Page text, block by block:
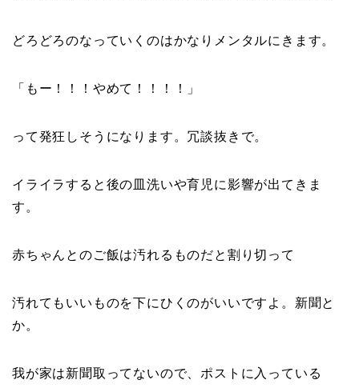
どろどろのなっていくのはかなりメンタルにきます。
「もー！！！やめて！！！！」
って発狂しそうになります。冗談抜きで。
イライラすると後の皿洗いや育児に影響が出てきま
す。
赤ちゃんとのご飯は汚れるものだと割り切って
汚れてもいいものを下にひくのがいいですよ。新聞と
か。
我が家は新聞取ってないので、ポストに入っている